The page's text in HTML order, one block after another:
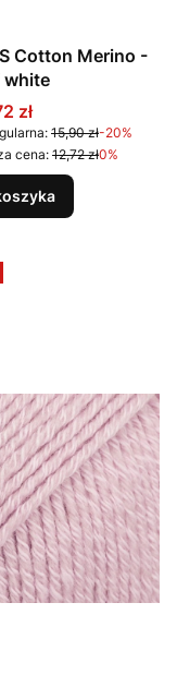
Cotton Merino -
white
promocyjna
zł
15,90 zł-20%
cena:12,72 zł0%